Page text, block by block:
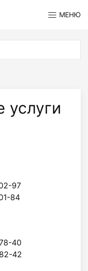
МЕНЮ
услуги
97
84
40
42